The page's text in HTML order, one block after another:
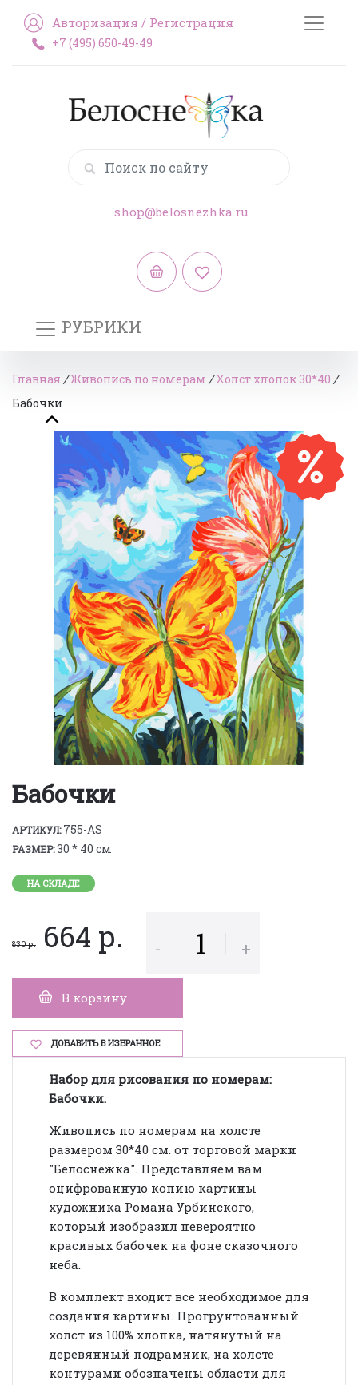
Авторизация / Регистрация
+7 (495) 650-49-49
shop@belosnezhka.ru
РУБРИКИ
Главная /Живопись по номерам /Холст хлопок 30*40 /
Бабочки
Бабочки
АРТИКУЛ:755-AS
РАЗМЕР:30 * 40 см
НА СКЛАДЕ
830 р. 664 р. - +
В корзину
ДОБАВИТЬ В ИЗБРАННОЕ
Набор для рисования по номерам:
Бабочки.
Живопись по номерам на холсте
размером 30*40 см. от торговой марки
"Белоснежка". Представляем вам
оцифрованную копию картины
художника Романа Урбинского,
который изобразил невероятно
красивых бабочек на фоне сказочного
неба.
В комплект входит все необходимое для
создания картины. Прогрунтованный
холст из 100% хлопка, натянутый на
деревянный подрамник, на холсте
контурами обозначены области для